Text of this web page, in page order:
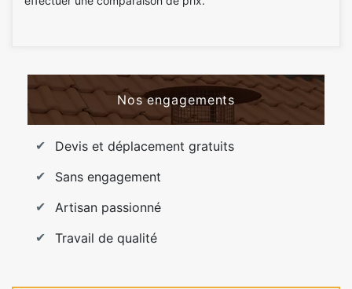
Nos engagements
Devis et déplacement gratuits
Sans engagement
Artisan passionné
Travail de qualité